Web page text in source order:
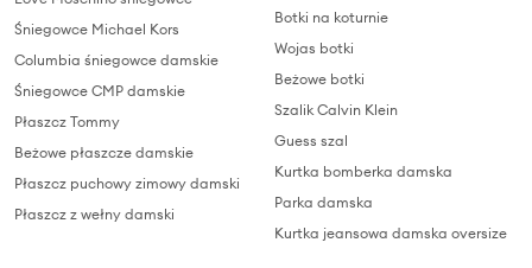
Śniegowce Michael Kors
Columbia śniegowce damskie
Śniegowce CMP damskie
Płaszcz Tommy
Beżowe płaszcze damskie
Płaszcz puchowy zimowy damski
Płaszcz z wełny damski
Botki na koturnie
Wojas botki
Beżowe botki
Szalik Calvin Klein
Guess szal
Kurtka bomberka damska
Parka damska
Kurtka jeansowa damska oversize